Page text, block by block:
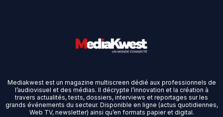
Mediakwest est un magazine multiscreen dédié aux professionnels de
l’audiovisuel et des médias. Il décrypte l’innovation et la création à
travers actualités, tests, dossiers, interviews et reportages sur les
grands événements du secteur. Disponible en ligne (actus quotidiennes,
Web TV, newsletter) ainsi qu’en formats papier et digital.